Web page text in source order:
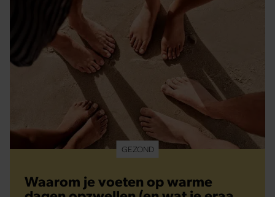
GEZOND
Waarom je voeten op warme